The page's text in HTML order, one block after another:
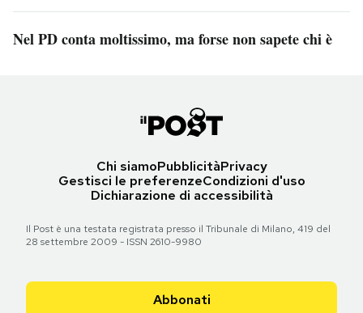
Nel PD conta moltissimo, ma forse non sapete chi è
Chi siamoPubblicitàPrivacy
Gestisci le preferenzeCondizioni d'uso
Dichiarazione di accessibilità
Il Post è una testata registrata presso il Tribunale di Milano, 419 del
28 settembre 2009 - ISSN 2610-9980
Abbonati